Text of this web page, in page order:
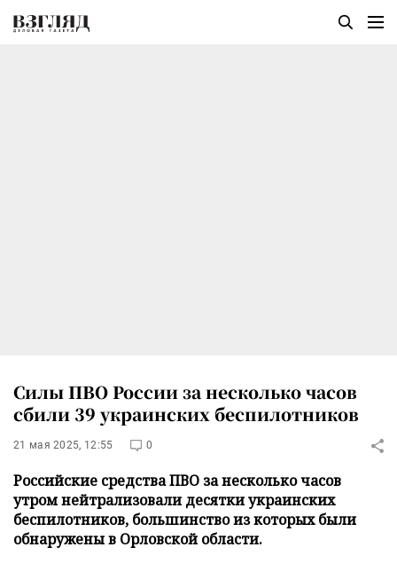
Силы ПВО России за несколько часов
сбили 39 украинских беспилотников
21 мая 2025, 12:55 0
Российские средства ПВО за несколько часов
утром нейтрализовали десятки украинских
беспилотников, большинство из которых были
обнаружены в Орловской области.